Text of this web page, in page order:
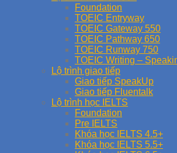
Foundation
TOEIC Entryway
TOEIC Gateway 550
TOEIC Pathway 650
TOEIC Runway 750
TOEIC Writing –
Lộ trình giao tiếp
Giao tiếp SpeakUp
Giao tiếp Fluentalk
Lộ trình học IELTS
Foundation
Pre IELTS
Khóa học IELTS 4.5+
Khóa học IELTS 5.5+